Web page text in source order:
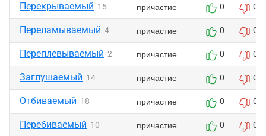
Перекрываемый 15 причастие 0 0
Переламываемый 4 причастие 0 0
Переплевываемый 2 причастие 0 0
Заглушаемый 14 причастие 0 0
Отбиваемый 18 причастие 0 0
Перебиваемый 10 причастие 0 0